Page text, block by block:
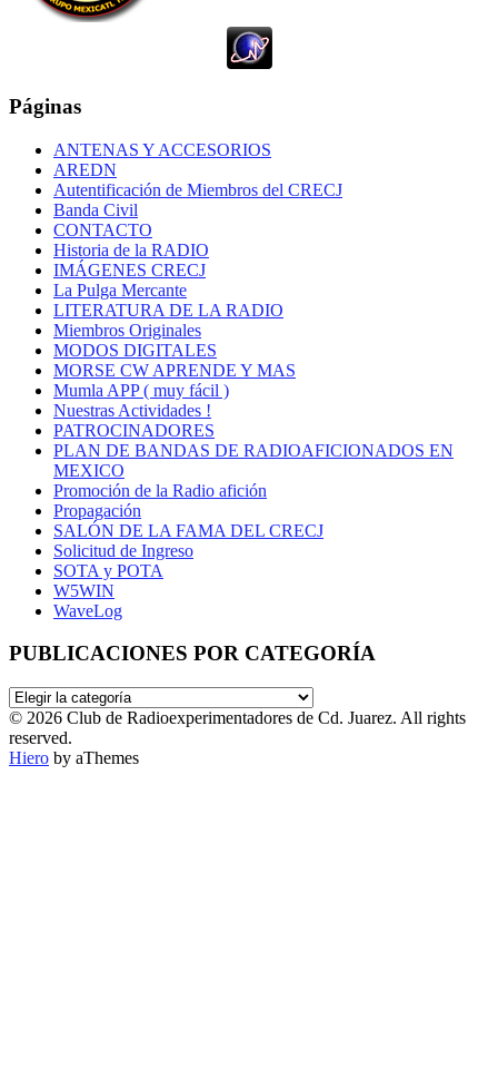
Páginas
ANTENAS Y ACCESORIOS
AREDN
Autentificación de Miembros del CRECJ
Banda Civil
CONTACTO
Historia de la RADIO
IMÁGENES CRECJ
La Pulga Mercante
LITERATURA DE LA RADIO
Miembros Originales
MODOS DIGITALES
MORSE CW APRENDE Y MAS
Mumla APP ( muy fácil )
Nuestras Actividades !
PATROCINADORES
PLAN DE BANDAS DE RADIOAFICIONADOS EN
MEXICO
Promoción de la Radio afición
Propagación
SALÓN DE LA FAMA DEL CRECJ
Solicitud de Ingreso
SOTA y POTA
W5WIN
WaveLog
PUBLICACIONES POR CATEGORÍA
PUBLICACIONES
POR
CATEGORÍA
© 2026 Club de Radioexperimentadores de Cd. Juarez. All rights
reserved.
Hiero by aThemes